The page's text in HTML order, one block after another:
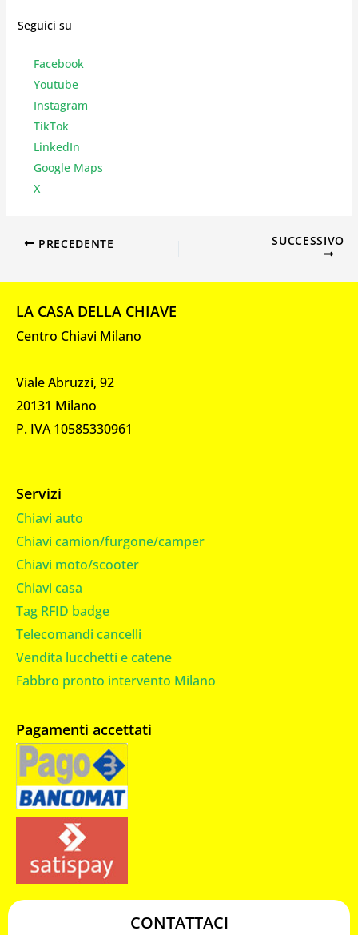
Seguici su
Facebook
Youtube
Instagram
TikTok
LinkedIn
Google Maps
X
PRECEDENTE SUCCESSIVO
LA CASA DELLA CHIAVE
Centro Chiavi Milano
Viale Abruzzi, 92
20131 Milano
P. IVA 10585330961
Servizi
Chiavi auto
Chiavi camion/furgone/camper
Chiavi moto/scooter
Chiavi casa
Tag RFID badge
Telecomandi cancelli
Vendita lucchetti e catene
Fabbro pronto intervento Milano
Pagamenti accettati
CONTATTACI